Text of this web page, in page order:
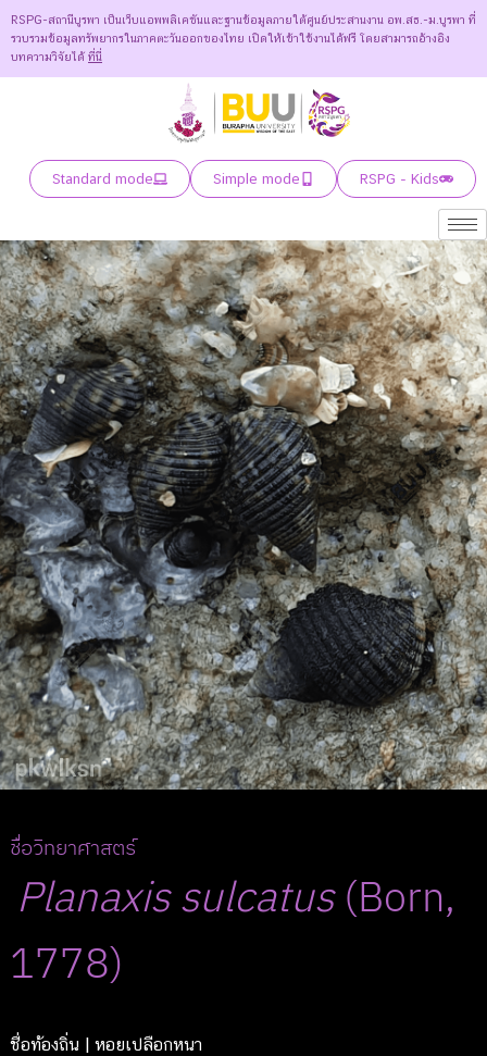
RSPG-สถานีบูรพา เป็นเว็บแอพพลิเคชันและฐานข้อมูลภายใต้ศูนย์ประสานงาน อพ.สธ.-ม.บูรพา ที่
รวบรวมข้อมูลทรัพยากรในภาคตะวันออกของไทย เปิดให้เข้าใช้งานได้ฟรี โดยสามารถอ้างอิง
บทความวิจัยได้ ที่นี่
Standard mode Simple mode RSPG - Kids
ชื่อวิทยาศาสตร์
Planaxis sulcatus (Born,
1778)
ชื่อท้องถิ่น | หอยเปลือกหนา